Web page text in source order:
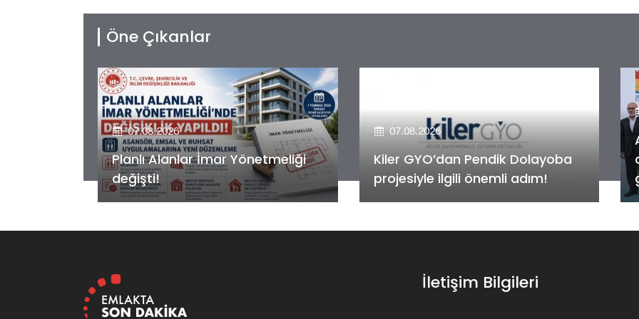
Öne Çıkanlar
07.08.2026
Kiler GYO’dan Pendik Dolayoba
projesiyle ilgili önemli adım!
07.08.2026
Alya Merkezefendi Konutları'nın
anahtar teslim töreni
gerçekleştirildi!
İletişim Bilgileri